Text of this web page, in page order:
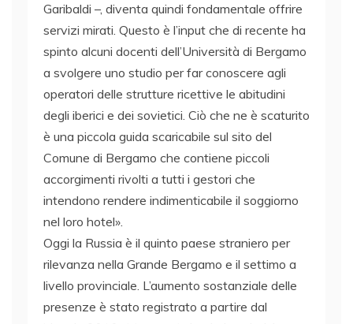
Garibaldi –, diventa quindi fondamentale offrire
servizi mirati. Questo è l’input che di recente ha
spinto alcuni docenti dell’Università di Bergamo
a svolgere uno studio per far conoscere agli
operatori delle strutture ricettive le abitudini
degli iberici e dei sovietici. Ciò che ne è scaturito
è una piccola guida scaricabile sul sito del
Comune di Bergamo che contiene piccoli
accorgimenti rivolti a tutti i gestori che
intendono rendere indimenticabile il soggiorno
nel loro hotel».
Oggi la Russia è il quinto paese straniero per
rilevanza nella Grande Bergamo e il settimo a
livello provinciale. L’aumento sostanziale delle
presenze è stato registrato a partire dal